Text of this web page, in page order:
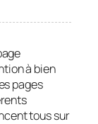
à bien
pages
tous sur